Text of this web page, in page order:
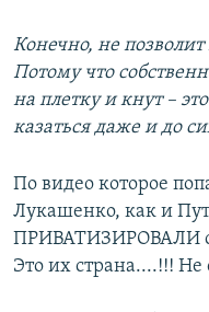
Конечно, не
Потому что
на плетку и кнут –
казаться даже и до
По видео которое
Лукашенко, как и
ПРИВАТИЗИРОВАЛИ
Это их страна....!!!